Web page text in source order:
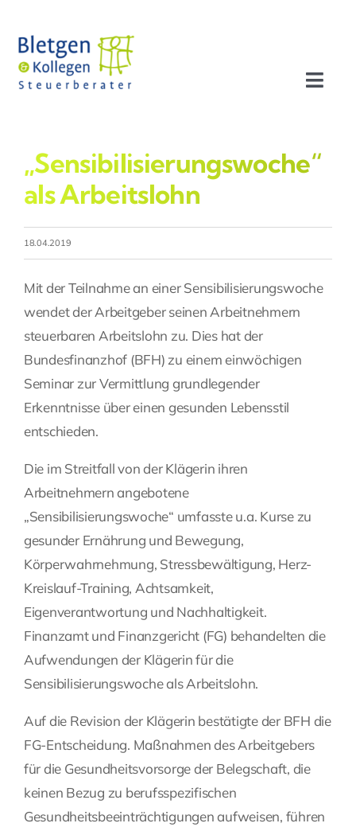
Inhalt
springen
Profil
Leistungen
Team
Stellenangebote
Fragen Sie Ihre Kanzlei
Kontakt
„Sensibilisierungswoche“
als Arbeitslohn
18.04.2019
Mit der Teilnahme an einer Sensibilisierungswoche
wendet der Arbeitgeber seinen Arbeitnehmern
steuerbaren Arbeitslohn zu. Dies hat der
Bundesfinanzhof (BFH) zu einem einwöchigen
Seminar zur Vermittlung grundlegender
Erkenntnisse über einen gesunden Lebensstil
entschieden.
Die im Streitfall von der Klägerin ihren
Arbeitnehmern angebotene
„Sensibilisierungswoche“ umfasste u.a. Kurse zu
gesunder Ernährung und Bewegung,
Körperwahrnehmung, Stressbewältigung, Herz-
Kreislauf-Training, Achtsamkeit,
Eigenverantwortung und Nachhaltigkeit.
Finanzamt und Finanzgericht (FG) behandelten die
Aufwendungen der Klägerin für die
Sensibilisierungswoche als Arbeitslohn.
Auf die Revision der Klägerin bestätigte der BFH die
FG-Entscheidung. Maßnahmen des Arbeitgebers
für die Gesundheitsvorsorge der Belegschaft, die
keinen Bezug zu berufsspezifischen
Gesundheitsbeeinträchtigungen aufweisen, führen